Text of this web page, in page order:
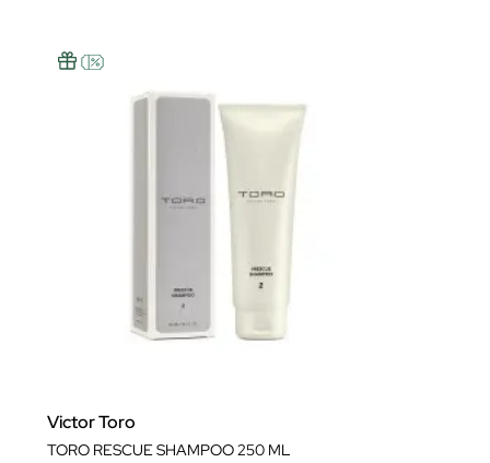
Victor Toro
TORO RESCUE SHAMPOO 250 ML